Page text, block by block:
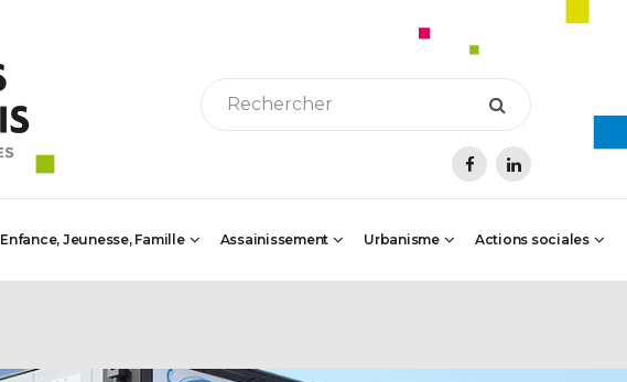
Enfance, Jeunesse, Famille Assainissement Urbanisme Actions sociales